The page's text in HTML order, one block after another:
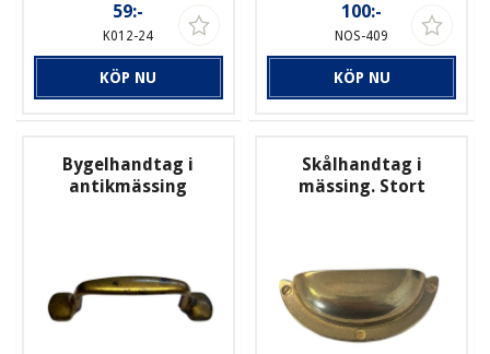
59:-
K012-24
KÖP NU
100:-
NOS-409
KÖP NU
Bygelhandtag i
antikmässing
Skålhandtag i
mässing. Stort